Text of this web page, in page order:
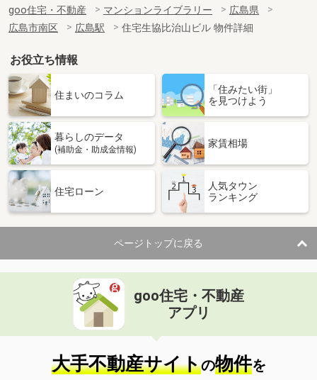
goo住宅・不動産 マンションライブラリー
広島県
広島市南区
広島駅 住宅生協比治山ビル 物件詳細
お役立ち情報
住まいのコラム
「住みたい街」
を見つけよう
暮らしのデータ
(補助金・助成金情報)
家賃相場
住宅ローン
人気タウン
ランキング
ページトップに戻る
goo住宅・不動産
アプリ
大手不動産サイトの物件を